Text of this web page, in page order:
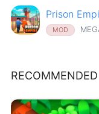
Prison
MOD